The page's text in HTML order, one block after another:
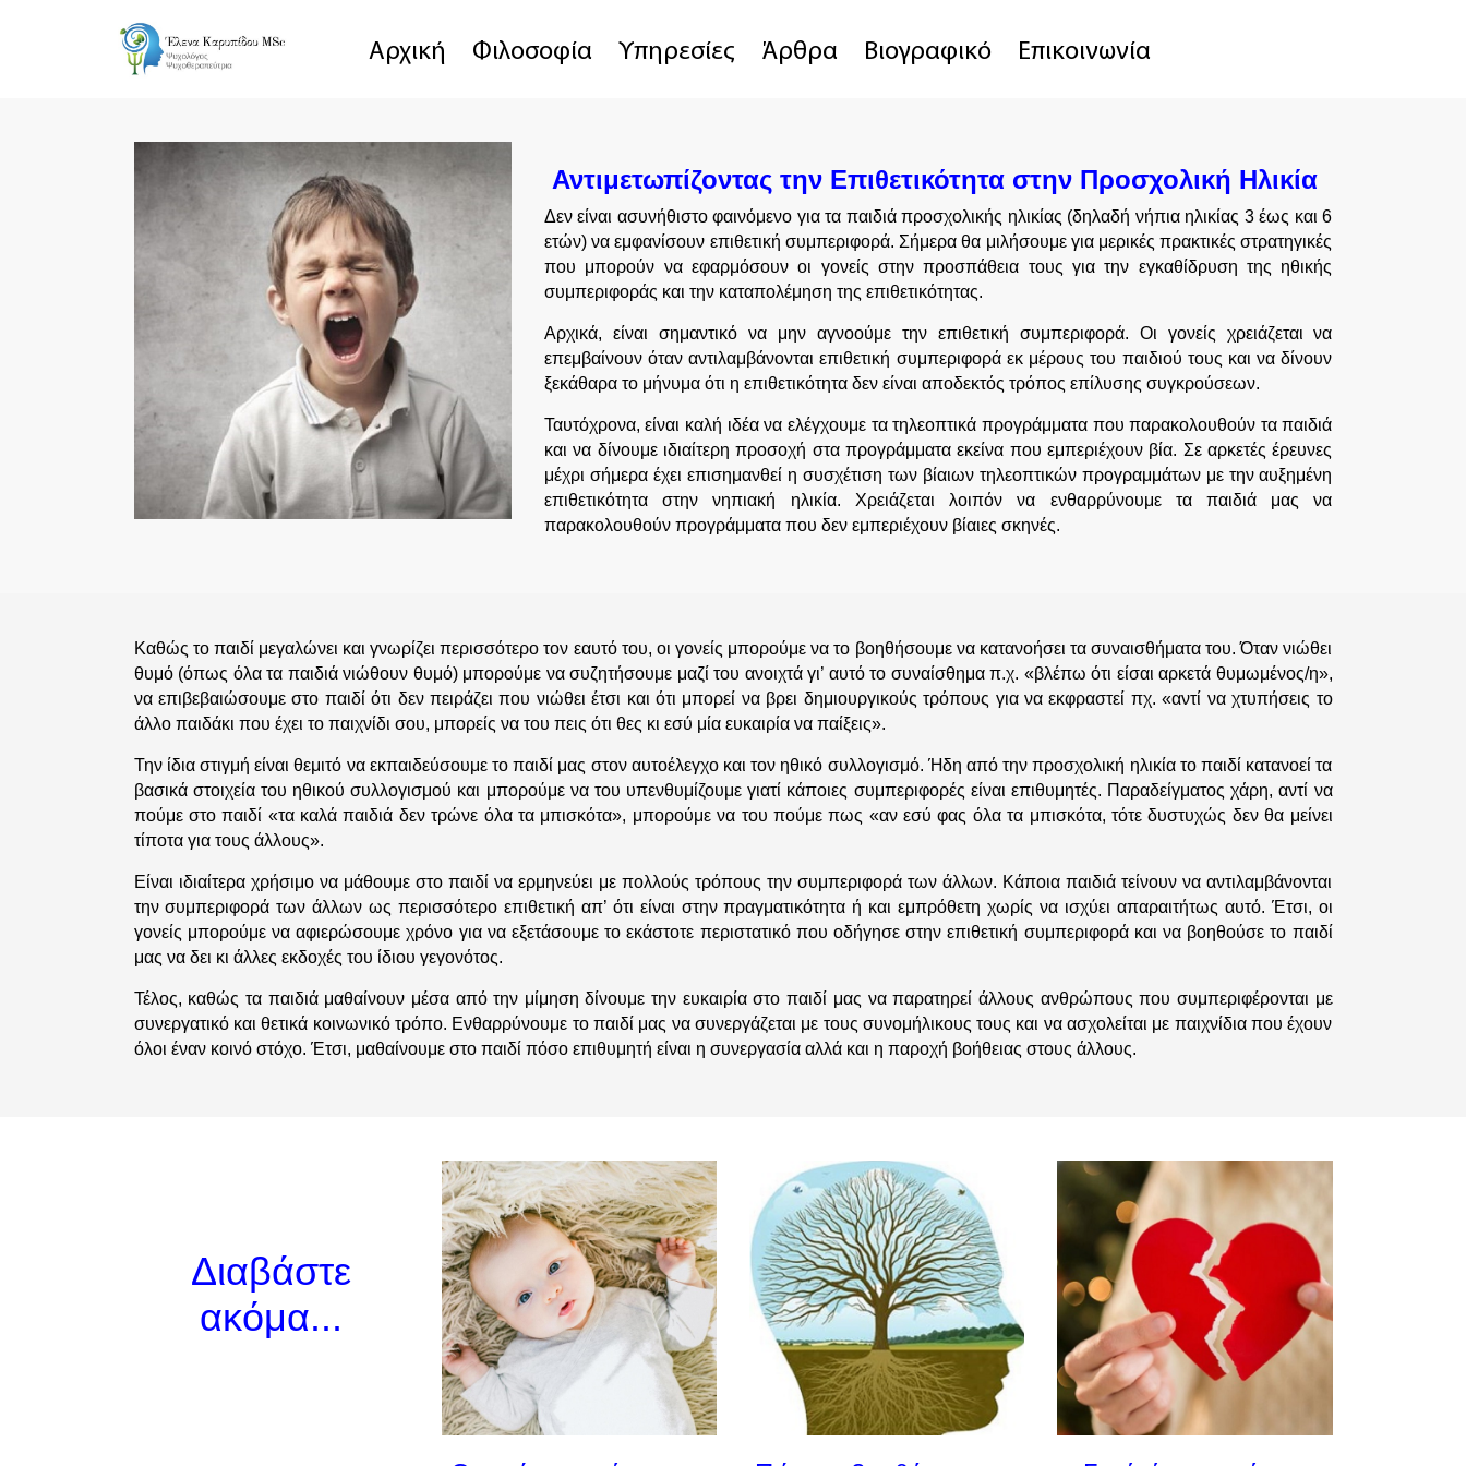
Αρχική Φιλοσοφία Υπηρεσίες Άρθρα Βιογραφικό Επικοινωνία
Αντιμετωπίζοντας την Επιθετικότητα στην Προσχολική Ηλικία
Δεν είναι ασυνήθιστο φαινόμενο για τα παιδιά προσχολικής ηλικίας (δηλαδή νήπια ηλικίας 3 έως και 6
ετών) να εμφανίσουν επιθετική συμπεριφορά. Σήμερα θα μιλήσουμε για μερικές πρακτικές στρατηγικές
που μπορούν να εφαρμόσουν οι γονείς στην προσπάθεια τους για την εγκαθίδρυση της ηθικής
συμπεριφοράς και την καταπολέμηση της επιθετικότητας.
Αρχικά, είναι σημαντικό να μην αγνοούμε την επιθετική συμπεριφορά. Οι γονείς χρειάζεται να
επεμβαίνουν όταν αντιλαμβάνονται επιθετική συμπεριφορά εκ μέρους του παιδιού τους και να δίνουν
ξεκάθαρα το μήνυμα ότι η επιθετικότητα δεν είναι αποδεκτός τρόπος επίλυσης συγκρούσεων.
Ταυτόχρονα, είναι καλή ιδέα να ελέγχουμε τα τηλεοπτικά προγράμματα που παρακολουθούν τα παιδιά
και να δίνουμε ιδιαίτερη προσοχή στα προγράμματα εκείνα που εμπεριέχουν βία. Σε αρκετές έρευνες
μέχρι σήμερα έχει επισημανθεί η συσχέτιση των βίαιων τηλεοπτικών προγραμμάτων με την αυξημένη
επιθετικότητα στην νηπιακή ηλικία. Χρειάζεται λοιπόν να ενθαρρύνουμε τα παιδιά μας να
παρακολουθούν προγράμματα που δεν εμπεριέχουν βίαιες σκηνές.
Καθώς το παιδί μεγαλώνει και γνωρίζει περισσότερο τον εαυτό του, οι γονείς μπορούμε να το βοηθήσουμε να κατανοήσει τα συναισθήματα του. Όταν νιώθει
θυμό (όπως όλα τα παιδιά νιώθουν θυμό) μπορούμε να συζητήσουμε μαζί του ανοιχτά γι’ αυτό το συναίσθημα π.χ. «βλέπω ότι είσαι αρκετά θυμωμένος/η»,
να επιβεβαιώσουμε στο παιδί ότι δεν πειράζει που νιώθει έτσι και ότι μπορεί να βρει δημιουργικούς τρόπους για να εκφραστεί πχ. «αντί να χτυπήσεις το
άλλο παιδάκι που έχει το παιχνίδι σου, μπορείς να του πεις ότι θες κι εσύ μία ευκαιρία να παίξεις».
Την ίδια στιγμή είναι θεμιτό να εκπαιδεύσουμε το παιδί μας στον αυτοέλεγχο και τον ηθικό συλλογισμό. Ήδη από την προσχολική ηλικία το παιδί κατανοεί τα
βασικά στοιχεία του ηθικού συλλογισμού και μπορούμε να του υπενθυμίζουμε γιατί κάποιες συμπεριφορές είναι επιθυμητές. Παραδείγματος χάρη, αντί να
πούμε στο παιδί «τα καλά παιδιά δεν τρώνε όλα τα μπισκότα», μπορούμε να του πούμε πως «αν εσύ φας όλα τα μπισκότα, τότε δυστυχώς δεν θα μείνει
τίποτα για τους άλλους».
Είναι ιδιαίτερα χρήσιμο να μάθουμε στο παιδί να ερμηνεύει με πολλούς τρόπους την συμπεριφορά των άλλων. Κάποια παιδιά τείνουν να αντιλαμβάνονται
την συμπεριφορά των άλλων ως περισσότερο επιθετική απ’ ότι είναι στην πραγματικότητα ή και εμπρόθετη χωρίς να ισχύει απαραιτήτως αυτό. Έτσι, οι
γονείς μπορούμε να αφιερώσουμε χρόνο για να εξετάσουμε το εκάστοτε περιστατικό που οδήγησε στην επιθετική συμπεριφορά και να βοηθούσε το παιδί
μας να δει κι άλλες εκδοχές του ίδιου γεγονότος.
Τέλος, καθώς τα παιδιά μαθαίνουν μέσα από την μίμηση δίνουμε την ευκαιρία στο παιδί μας να παρατηρεί άλλους ανθρώπους που συμπεριφέρονται με
συνεργατικό και θετικά κοινωνικό τρόπο. Ενθαρρύνουμε το παιδί μας να συνεργάζεται με τους συνομήλικους τους και να ασχολείται με παιχνίδια που έχουν
όλοι έναν κοινό στόχο. Έτσι, μαθαίνουμε στο παιδί πόσο επιθυμητή είναι η συνεργασία αλλά και η παροχή βοήθειας στους άλλους.
Διαβάστε
ακόμα...
Δεν είμαι online αυτή τη στιγμή ... Αλλά